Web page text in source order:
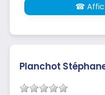
☎
Planchot